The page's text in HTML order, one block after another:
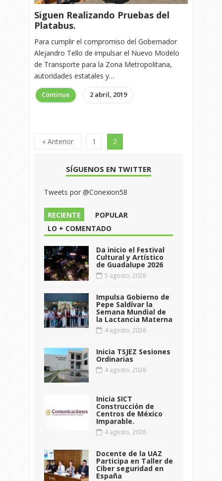
Siguen Realizando Pruebas del
Platabus.
Para cumplir el compromiso del Gobernador
Alejandro Tello de impulsar el Nuevo Modelo
de Transporte para la Zona Metropolitana,
autoridades estatales y…
Continue 2 abril, 2019
« Anterior 1 2
SÍGUENOS EN TWITTER
Tweets por @Conexion58
RECIENTE
POPULAR
LO + COMENTADO
Da inicio el Festival
Cultural y Artístico
de Guadalupe 2026
5 agosto, 2026
Impulsa Gobierno de
Pepe Saldívar la
Semana Mundial de
la Lactancia Materna
4 agosto, 2026
Inicia TSJEZ Sesiones
Ordinarias
4 agosto, 2026
Inicia SICT
Construcción de
Centros de México
Imparable.
4 agosto, 2026
Docente de la UAZ
Participa en Taller de
Ciber seguridad en
España